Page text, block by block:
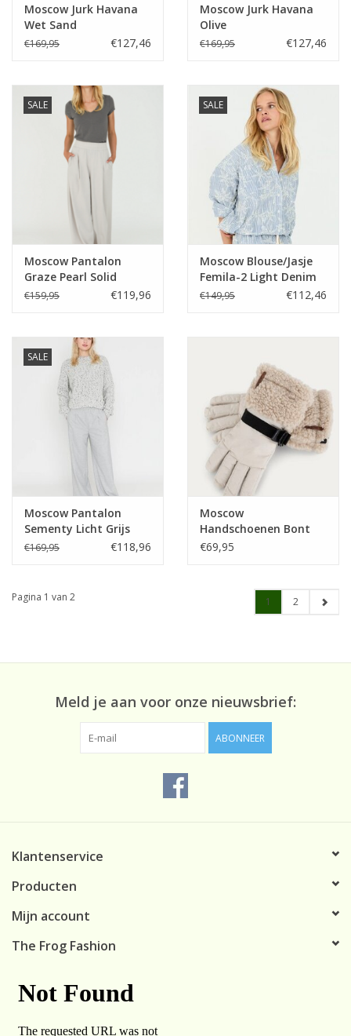
Moscow Jurk Havana
Wet Sand
€169,95 €127,46
Moscow Jurk Havana
Olive
€169,95 €127,46
SALE
Moscow Pantalon
Graze Pearl Solid
€159,95 €119,96
SALE
Moscow Blouse/Jasje
Femila-2 Light Denim
Stripe
€149,95 €112,46
SALE
Moscow Pantalon
Sementy Licht Grijs
€169,95 €118,96
Moscow
Handschoenen Bont
Chalk Solid
€69,95
Pagina 1 van 2 1 2
Meld je aan voor onze nieuwsbrief:
ABONNEER
Klantenservice
Producten
Mijn account
The Frog Fashion